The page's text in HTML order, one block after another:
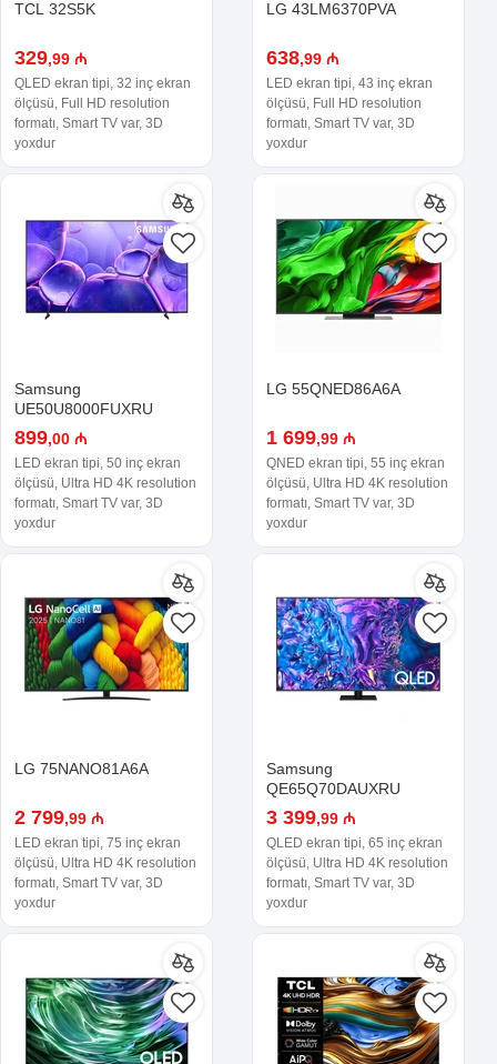
TCL 32S5K
329,99 ₼
QLED ekran tipi, 32 inç ekran
ölçüsü, Full HD resolution
formatı, Smart TV var, 3D
yoxdur
LG 43LM6370PVA
638,99 ₼
LED ekran tipi, 43 inç ekran
ölçüsü, Full HD resolution
formatı, Smart TV var, 3D
yoxdur
Samsung
UE50U8000FUXRU
899,00 ₼
LED ekran tipi, 50 inç ekran
ölçüsü, Ultra HD 4K resolution
formatı, Smart TV var, 3D
yoxdur
LG 55QNED86A6A
1 699,99 ₼
QNED ekran tipi, 55 inç ekran
ölçüsü, Ultra HD 4K resolution
formatı, Smart TV var, 3D
yoxdur
LG 75NANO81A6A
2 799,99 ₼
LED ekran tipi, 75 inç ekran
ölçüsü, Ultra HD 4K resolution
formatı, Smart TV var, 3D
yoxdur
Samsung
QE65Q70DAUXRU
3 399,99 ₼
QLED ekran tipi, 65 inç ekran
ölçüsü, Ultra HD 4K resolution
formatı, Smart TV var, 3D
yoxdur